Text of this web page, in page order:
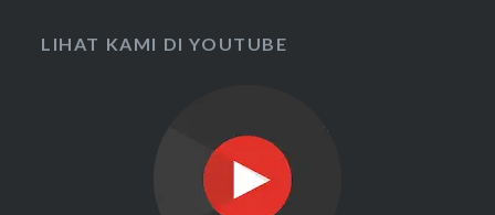
LIHAT KAMI DI YOUTUBE